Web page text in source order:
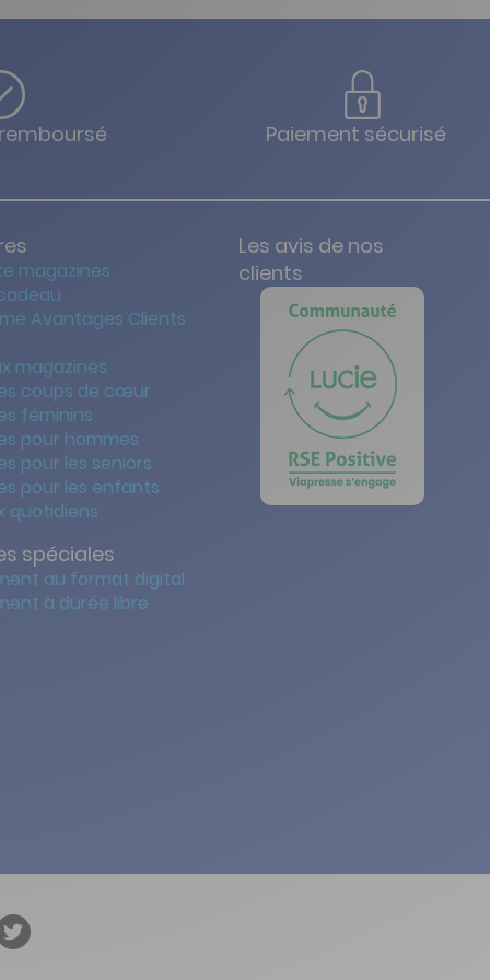
Paiement sécurisé
magazines
Avantages Clients
magazines
coups de cœur
féminins
pour hommes
pour les seniors
pour les enfants
quotidiens
spéciales
au format digital
à durée libre
Les avis de nos
clients